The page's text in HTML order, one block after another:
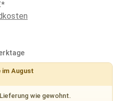
im August
wie gewohnt.